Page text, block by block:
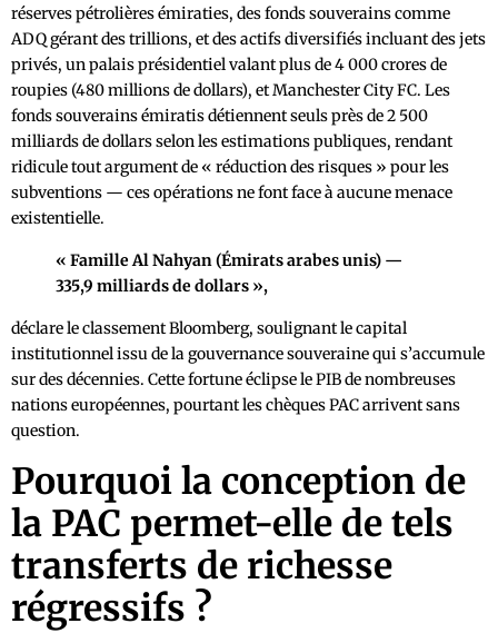
réserves pétrolières émiraties, des fonds souverains comme
ADQ gérant des trillions, et des actifs diversifiés incluant des jets
privés, un palais présidentiel valant plus de 4 000 crores de
roupies (480 millions de dollars), et Manchester City FC. Les
fonds souverains émiratis détiennent seuls près de 2 500
milliards de dollars selon les estimations publiques, rendant
ridicule tout argument de « réduction des risques » pour les
subventions — ces opérations ne font face à aucune menace
existentielle.
« Famille Al Nahyan (Émirats arabes unis) —
335,9 milliards de dollars »,
déclare le classement Bloomberg, soulignant le capital
institutionnel issu de la gouvernance souveraine qui s’accumule
sur des décennies. Cette fortune éclipse le PIB de nombreuses
nations européennes, pourtant les chèques PAC arrivent sans
question.
Pourquoi la conception de
la PAC permet-elle de tels
transferts de richesse
régressifs ?